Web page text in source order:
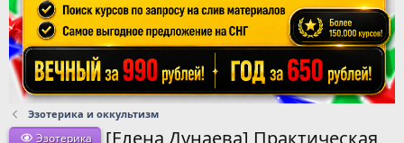
Эзотерика и оккультизм
Эзотерика
[Елена Дунаева] Практическая